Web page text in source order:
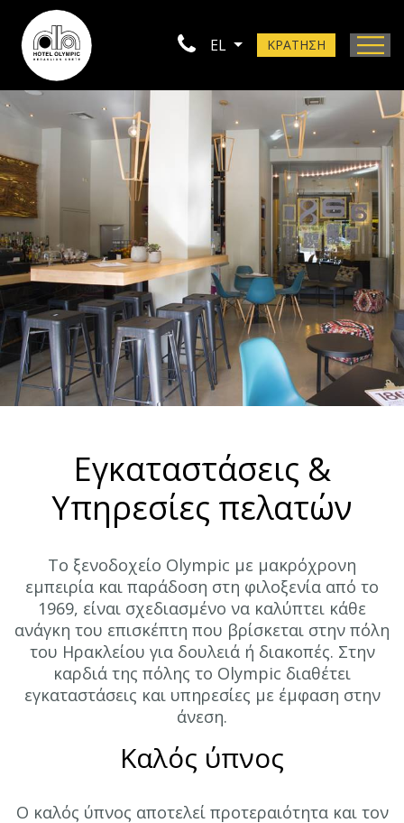
EL ΚΡΑΤΗΣΗ
Φωτογραφίες
Επικοινωνία
Εγκαταστάσεις &
Υπηρεσίες πελατών
Το ξενοδοχείο Olympic με μακρόχρονη
εμπειρία και παράδοση στη φιλοξενία από το
1969, είναι σχεδιασμένο να καλύπτει κάθε
ανάγκη του επισκέπτη που βρίσκεται στην πόλη
του Ηρακλείου για δουλειά ή διακοπές. Στην
καρδιά της πόλης το Olympic διαθέτει
εγκαταστάσεις και υπηρεσίες με έμφαση στην
άνεση.
Καλός ύπνος
Ο καλός ύπνος αποτελεί προτεραιότητα και τον